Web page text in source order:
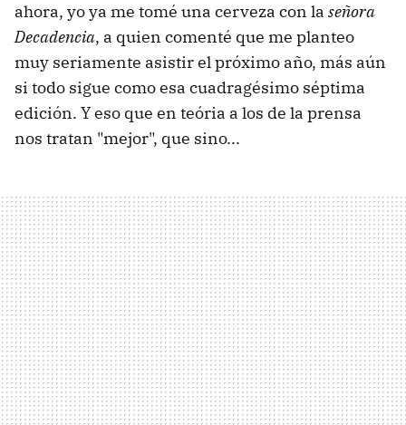
ahora, yo ya me tomé una cerveza con la señora
Decadencia, a quien comenté que me planteo
muy seriamente asistir el próximo año, más aún
si todo sigue como esa cuadragésimo séptima
edición. Y eso que en teória a los de la prensa
nos tratan "mejor", que sino...